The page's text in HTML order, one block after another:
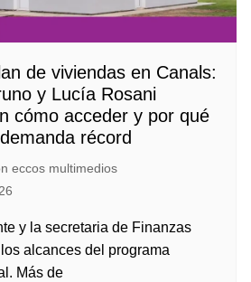
de viviendas en Canals:
y Lucía Rosani
cómo acceder y por qué
récord
eccos multimedios
y la secretaria de Finanzas
alcances del programa
Más de